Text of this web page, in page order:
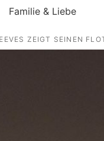
Familie & Liebe
ZEIGT SEINEN